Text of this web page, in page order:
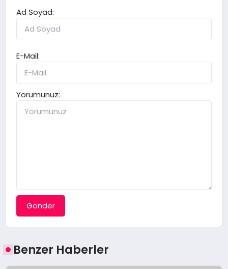
Ad Soyad:
E-Mail:
Yorumunuz:
Gönder
Benzer Haberler